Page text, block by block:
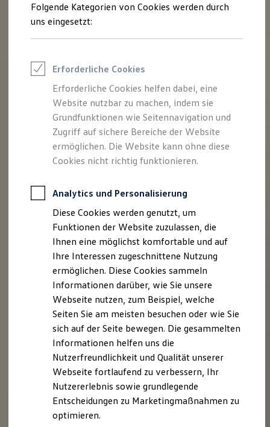
Kühlfahrzeuge
Feuerwehr
ONE Business ID Vorteile
Fahrzeuge online kaufen
Digitaler Marktplatz
Kauf & Finanzierung
Online-Fahrzeugbewertung
Aktionen & Angebote
E-Auto-Förderung
Für Privatkunden
Für Gewerbekunden
Profi Paket
ProfiPartner für Gebrauchtwagen
Finanzierung
Für Privatkunden
Für Gewerbekunden
Leasing
Für Privatkunden
Für Gewerbekunden
Versicherungen & Garantien
Garantien
Kfz-Versicherung für Nutzfahrzeuge
Restschuldversicherung
Wartungsverträge
Besitzer & Service
Reparatur & Service
Sommer-Special
Reparatur, Pflege & Inspektion
Servicetermin anfragen
Service-Vorteile bei Volkswagen Nutzfahrzeuge
ServicePlus
Economy Service
Räder & Reifen Service
Folgende Kategorien von Cookies werden durch
uns eingesetzt:
Erforderliche Cookies
Erforderliche Cookies helfen dabei, eine
Website nutzbar zu machen, indem sie
Grundfunktionen wie Seitennavigation und
Zugriff auf sichere Bereiche der Website
ermöglichen. Die Website kann ohne diese
Cookies nicht richtig funktionieren.
Analytics und Personalisierung
Diese Cookies werden genutzt, um
Funktionen der Website zuzulassen, die
Ihnen eine möglichst komfortable und auf
Ihre Interessen zugeschnittene Nutzung
ermöglichen. Diese Cookies sammeln
Informationen darüber, wie Sie unsere
Webseite nutzen, zum Beispiel, welche
Seiten Sie am meisten besuchen oder wie Sie
sich auf der Seite bewegen. Die gesammelten
Informationen helfen uns die
Nutzerfreundlichkeit und Qualität unserer
Webseite fortlaufend zu verbessern, Ihr
Nutzererlebnis sowie grundlegende
Entscheidungen zu Marketingmaßnahmen zu
optimieren.